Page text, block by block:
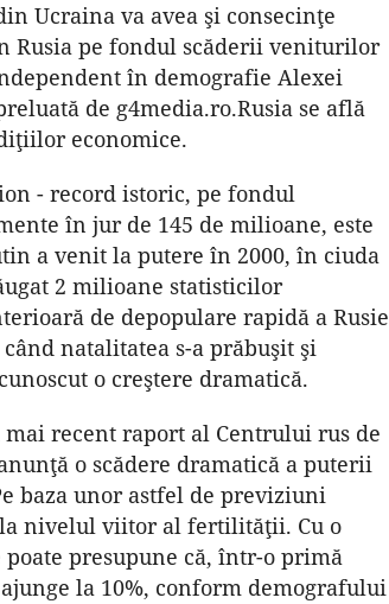
Ucraina va avea şi consecinţe
Rusia pe fondul scăderii veniturilor
în demografie Alexei
de g4media.ro.Rusia se află
economice.
- record istoric, pe fondul
în jur de 145 de milioane, este
a venit la putere în 2000, în ciuda
2 milioane statisticilor
de depopulare rapidă a
natalitatea s-a prăbuşit şi
o creştere dramatică.
recent raport al Centrului rus de
o scădere dramatică a puterii
baza unor astfel de previziuni
nivelul viitor al fertilităţii. Cu o
presupune că, într-o primă
la 10%, conform demografului